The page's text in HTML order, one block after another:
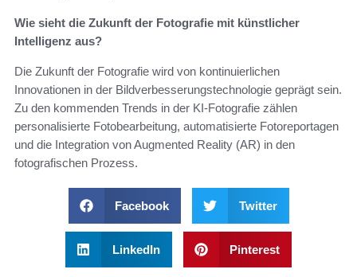
Wie sieht die Zukunft der Fotografie mit künstlicher
Intelligenz aus?
Die Zukunft der Fotografie wird von kontinuierlichen
Innovationen in der Bildverbesserungstechnologie geprägt sein.
Zu den kommenden Trends in der KI-Fotografie zählen
personalisierte Fotobearbeitung, automatisierte Fotoreportagen
und die Integration von Augmented Reality (AR) in den
fotografischen Prozess.
Facebook Twitter
LinkedIn Pinterest